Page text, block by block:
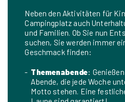
Neben den Aktivitäten für
Campingplatz auch
und Familien. Ob Sie nun
suchen, Sie werden immer
Geschmack finden:
Themenabende:
Abende, die jede Woche
Motto stehen. Eine